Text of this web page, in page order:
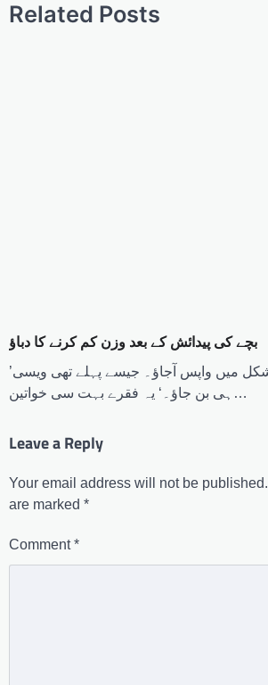
Related Posts
بچے کی پیدائش کے بعد وزن کم کرنے کا دباؤ
’اب جلد ہی پرانی شکل میں واپس آجاؤ۔ جیسے پہلے تھی ویسی
ہی بن جاؤ۔‘ یہ فقرے بہت سی خواتین…
Leave a Reply
Your email address will not be published.
are marked *
Comment*